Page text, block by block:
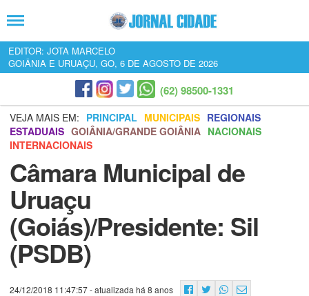
EDITOR: JOTA MARCELO
GOIÂNIA E URUAÇU, GO, 6 DE AGOSTO DE 2026
(62) 98500-1331
VEJA MAIS EM: PRINCIPAL MUNICIPAIS REGIONAIS
ESTADUAIS GOIÂNIA/GRANDE GOIÂNIA NACIONAIS
INTERNACIONAIS
Câmara Municipal de
Uruaçu
(Goiás)/Presidente: Sil
(PSDB)
24/12/2018 11:47:57- atualizada há 8 anos